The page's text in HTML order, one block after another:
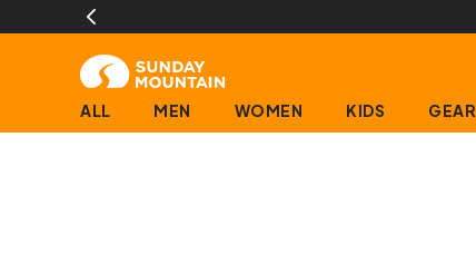
ALL MEN WOMEN KIDS GEAR